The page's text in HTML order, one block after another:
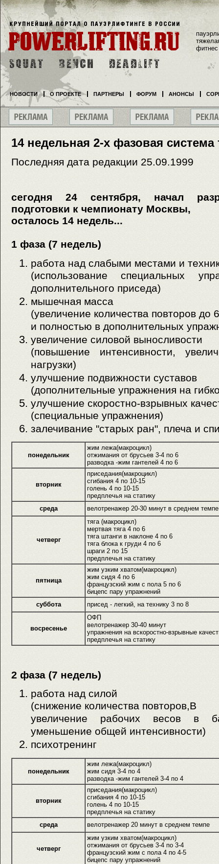
14 недельная 2-х фазовая система
Последняя дата редакции 25.09.1999
сегодня 24 сентября, начал
подготовки к чемпионату Москвы,
осталось 14 недель...
1 фаза (7 недель)
работа над слабыми местами и
(использование специальных
дополнительного приседа)
мышечная масса
(увеличение количества повторов
и полностью в дополнительных
увеличение силовой выносливости
(повышение интенсивности,
нагрузки)
улучшение подвижности суставов
(дополнительные упражнения на
улучшение скоростно-взрывных
(специальные упражнения)
залечивание "старых ран", плеча и
понедельник
жим лежа(макроцикл)
отжимания от брусьев 3-4 по 6
разводка -жим гантелей 4 по 6
вторник
приседания(макроцикл)
сгибания 4 по 10-15
голень 4 по 10-15
предплечья на статику
среда
велотренажер 20-30 минут в среднем темпе
четверг
тяга (макроцикл)
мертвая тяга 4 по 6
тяга штанги в наклоне 4 по 6
тяга блока к груди 4 по 6
шраги 2 по 15
предплечья на статику
пятница
жим узким хватом(макроцикл)
жим сидя 4 по 6
французский жим с пола 5 по 6
бицепс пару упражнений
суббота
присед - легкий, на технику 3 по 8
восресенье
ОФП
велотренажер 30-40 минут
упражнения на вскоростно-взрывные
предплечья на статику
2 фаза (7 недель)
работа над силой
(снижение количества повторов,В
увеличение рабочих весов в
уменьшение общей интенсивности)
психотренинг
понедельник
жим лежа(макроцикл)
жим сидя 3-4 по 4
разводка -жим гантелей 3-4 по 4
вторник
приседания(макроцикл)
сгибания 4 по 10-15
голень 4 по 10-15
предплечья на статику
среда
велотренажер 20 минут в среднем темпе
четверг
жим узким хватом(макроцикл)
отжимания от брусьев 3-4 по 3-4
французский жим с пола 4 по 4-5
бицепс пару упражнений
фитнес
НОВОСТИ О ПРОЕКТЕ ПАРТНЕРЫ ФОРУМ АНОНСЫ